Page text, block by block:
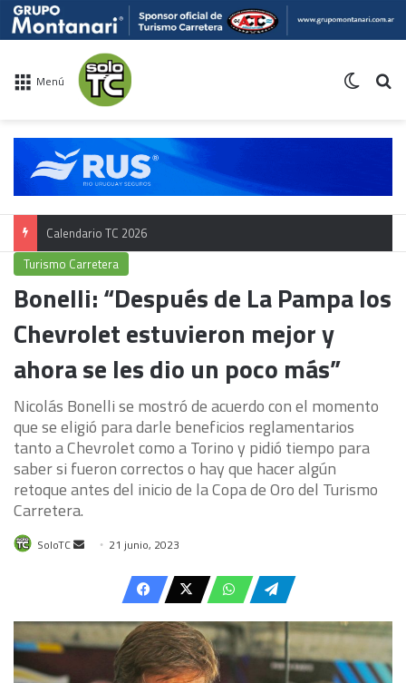
Menú
Calendario TC 2026
Turismo Carretera
Bonelli: “Después de La Pampa los
Chevrolet estuvieron mejor y
ahora se les dio un poco más”
Nicolás Bonelli se mostró de acuerdo con el momento
que se eligió para darle beneficios reglamentarios
tanto a Chevrolet como a Torino y pidió tiempo para
saber si fueron correctos o hay que hacer algún
retoque antes del inicio de la Copa de Oro del Turismo
Carretera.
SoloTC
Send 21 junio, 2023